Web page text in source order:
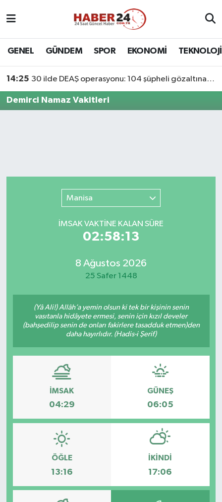
GENEL GÜNDEM SPOR EKONOMİ TEKNOLOJİ
14:25 30 ilde DEAŞ operasyonu: 104 şüpheli gözaltına alındı
Demirci Namaz Vakitleri
Manisa
İMSAK VAKTİNE KALAN SÜRE
02:58:13
8 Ağustos 2026
25 Safer 1448
(Yâ Ali!) Allâh’a yemin olsun ki tek bir kişinin senin
vasıtanla hidâyete ermesi, senin için kızıl develer
(bahşedilip senin de onları fakirlere tasadduk etmen)den
daha hayırlıdır. (Hadis-i Şerif)
İMSAK
04:29
GÜNEŞ
06:05
ÖĞLE
13:16
İKINDI
17:06
Nöbetçi Eczaneler
Son Dakika Haberleri